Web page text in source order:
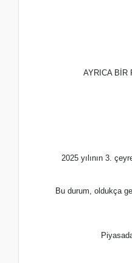
AYRICA BİR
2025 yılının 3.
Bu durum, oldukça